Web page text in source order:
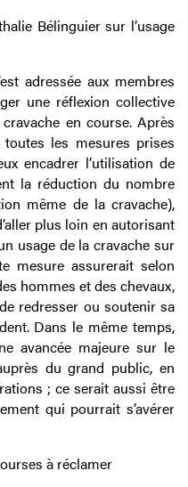
Bélinguier sur l’usage
adressée aux membres
une réflexion collective
en course. Après
les mesures prises
encadrer l’utilisation de
la réduction du nombre
même de la cravache),
plus loin en autorisant
usage de la cravache sur
mesure assurerait selon
hommes et des chevaux,
redresser ou soutenir sa
Dans le même temps,
avancée majeure sur le
du grand public, en
; ce serait aussi être
qui pourrait s’avérer
à réclamer